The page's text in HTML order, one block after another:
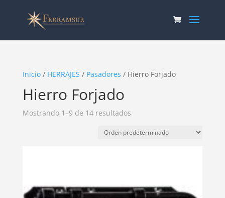
Inicio/ HERRAJES / Pasadores / Hierro Forjado
Hierro Forjado
Mostrando 1–9 de 14 resultados